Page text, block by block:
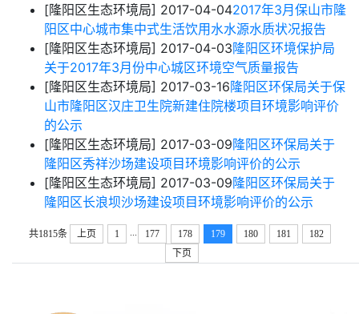
[隆阳区生态环境局] 2017-04-042017年3月保山市隆
阳区中心城市集中式生活饮用水水源水质状况报告
[隆阳区生态环境局] 2017-04-03隆阳区环境保护局
关于2017年3月份中心城区环境空气质量报告
[隆阳区生态环境局] 2017-03-16隆阳区环保局关于保
山市隆阳区汉庄卫生院新建住院楼项目环境影响评价
的公示
[隆阳区生态环境局] 2017-03-09隆阳区环保局关于
隆阳区秀祥沙场建设项目环境影响评价的公示
[隆阳区生态环境局] 2017-03-09隆阳区环保局关于
隆阳区长浪坝沙场建设项目环境影响评价的公示
共1815条 上页 1 ... 177 178 179 180 181
182
下页